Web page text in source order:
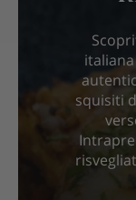
squisiti